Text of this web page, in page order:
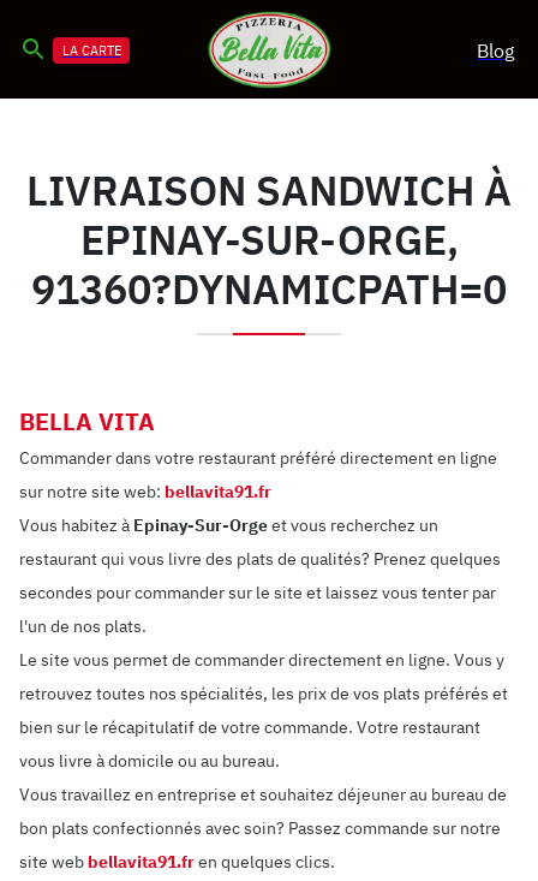
LA CARTE Blog
LIVRAISON SANDWICH À
EPINAY-SUR-ORGE,
91360?DYNAMICPATH=0
BELLA VITA
Commander dans votre restaurant préféré directement en ligne
sur notre site web: bellavita91.fr
Vous habitez à Epinay-Sur-Orgeet vous recherchez un
restaurant qui vous livre des plats de qualités? Prenez quelques
secondes pour commander sur le site et laissez vous tenter par
l'un de nos plats.
Le site vous permet de commander directement en ligne. Vous y
retrouvez toutes nos spécialités, les prix de vos plats préférés et
bien sur le récapitulatif de votre commande. Votre restaurant
vous livre à domicile ou au bureau.
Vous travaillez en entreprise et souhaitez déjeuner au bureau de
bon plats confectionnés avec soin? Passez commande sur notre
site web bellavita91.fren quelques clics.